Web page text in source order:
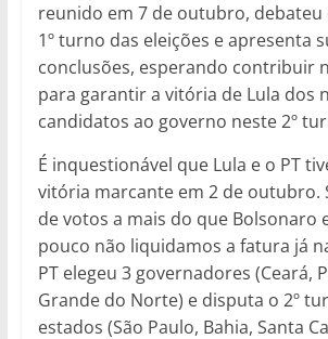
reunido em 7 de outubro,
1º turno das eleições e apresenta
conclusões, esperando contribuir
para garantir a vitória de Lula dos
candidatos ao governo neste 2º
É inquestionável que Lula e o PT
vitória marcante em 2 de outubro.
de votos a mais do que Bolsonaro
pouco não liquidamos a fatura já
PT elegeu 3 governadores (Ceará,
Grande do Norte) e disputa o 2º
estados (São Paulo, Bahia, Santa